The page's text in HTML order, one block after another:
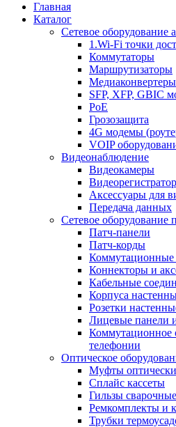
Главная
Каталог
Сетевое оборудование
1.Wi-Fi точки
Коммутаторы
Маршрутизаторы
Медиаконвертеры
SFP, XFP, GBIC
PoE
Грозозащита
4G модемы
VOIP
Видеонаблюдение
Видеокамеры
Аксессуары для
Передача данных
Сетевое оборудование
Патч-панели
Патч-корды
Коммутационные
Коннекторы и
Кабельные
Корпуса
Розетки
Лицевые панели
Коммутационное
телефонии
Оптическое
Муфты
Сплайс кассеты
Гильзы сварочные
Ремкомплекты и
Трубки